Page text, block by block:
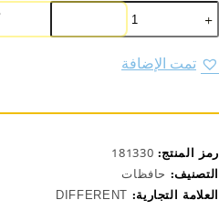
كمية
حافظة
حرارية
موديل
YG1578-
تمت الإضافة
رمز المنتج: 181330
التصنيف: حافظات
العلامة التجارية: DIFFERENT